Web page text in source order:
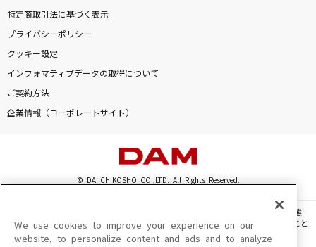
特定商取引法に基づく表示
プライバシーポリシー
クッキー設定
インフォマティブデータの取得について
ご契約方法
企業情報（コーポレートサイト）
© DAIICHIKOSHO CO.,LTD. All Rights Reserved.
このサイトに掲載されている一切の文章・画像・写真・動画・音声等を、手段や形態
を問わず、著作権法の定める範囲を超えて無断で複製、転載、ファイル化などすること
を禁じます。
We use cookies to improve your experience on our
website, to personalize content and ads and to analyze